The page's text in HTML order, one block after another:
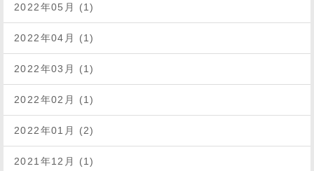
2022年05月 (1)
2022年04月 (1)
2022年03月 (1)
2022年02月 (1)
2022年01月 (2)
2021年12月 (1)